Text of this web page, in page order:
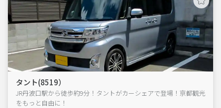
タント(8519）
JR丹波口駅から徒歩約9分！タントがカーシェアで登場！京都観光
をもっと自由に！